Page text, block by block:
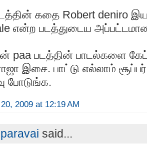
கதை Robert deniro
என்ற படத்துடைய
paa படத்தின் பாடல்களை
இசை. பாட்டு எல்லாம்
போடுங்க.
2009 at 12:19 AM
said...